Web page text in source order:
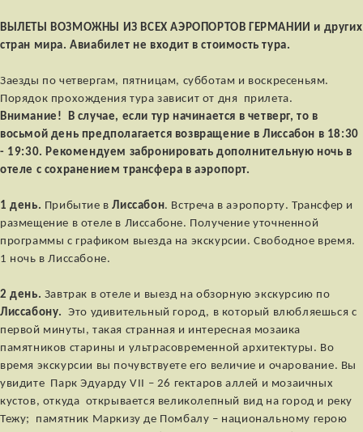
ВЫЛЕТЫ ВОЗМОЖНЫ ИЗ ВСЕХ АЭРОПОРТОВ ГЕРМАНИИ и других
стран мира. Авиабилет не входит в стоимость тура.
Заезды по четвергам, пятницам, субботам и воскресеньям.
Порядок прохождения тура зависит от дня прилета.
Внимание! В случае, если тур начинается в четверг, то в
восьмой день предполагается возвращение в Лиссабон в 18:30
- 19:30. Рекомендуем забронировать дополнительную ночь в
отеле с сохранением трансфера в аэропорт.
1 день. Прибытие вЛиссабон. Встреча в аэропорту. Трансфер и
размещение в отеле в Лиссабоне. Получение уточненной
программы с графиком выезда на экскурсии. Свободное время.
1 ночь в Лиссабоне.
2 день. Завтрак в отеле и выезд на обзорную экскурсию по
Лиссабону. Это удивительный город, в который влюбляешься с
первой минуты, такая странная и интересная мозаика
памятников старины и ультрасовременной архитектуры. Во
время экскурсии вы почувствуете его величие и очарование. Вы
увидите Парк Эдуарду VII – 26 гектаров аллей и мозаичных
кустов, откуда открывается великолепный вид на город и реку
Тежу; памятник Маркизу де Помбалу – национальному герою